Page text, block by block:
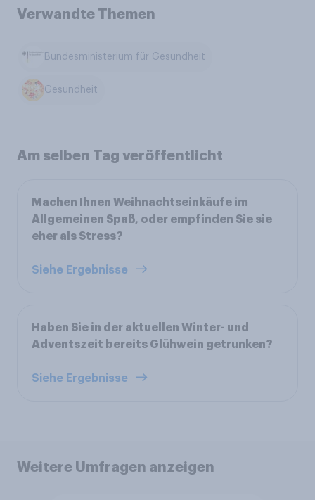
Verwandte Themen
Bundesministerium für Gesundheit
Gesundheit
Am selben Tag veröffentlicht
Machen Ihnen Weihnachtseinkäufe im
Allgemeinen Spaß, oder empfinden Sie sie
eher als Stress?
Siehe Ergebnisse
Haben Sie in der aktuellen Winter- und
Adventszeit bereits Glühwein getrunken?
Siehe Ergebnisse
Weitere Umfragen anzeigen